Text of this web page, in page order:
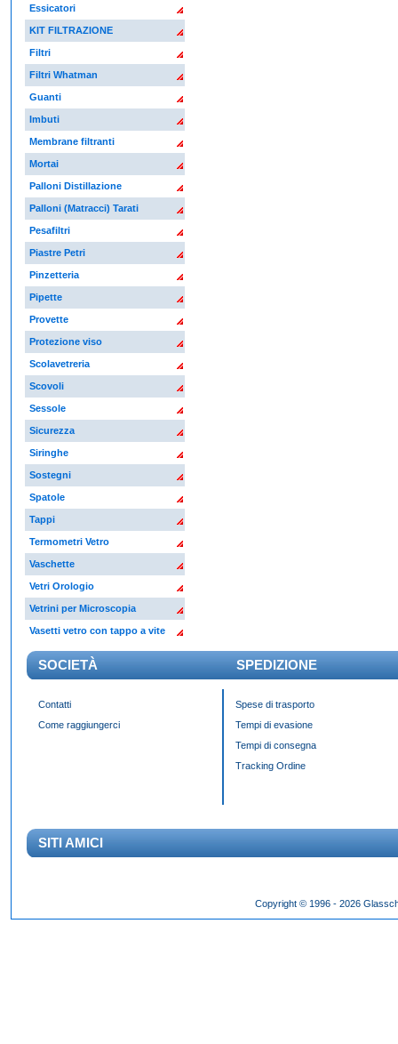
Essicatori
KIT FILTRAZIONE
Filtri
Filtri Whatman
Guanti
Imbuti
Membrane filtranti
Mortai
Palloni Distillazione
Palloni (Matracci) Tarati
Pesafiltri
Piastre Petri
Pinzetteria
Pipette
Provette
Protezione viso
Scolavetreria
Scovoli
Sessole
Sicurezza
Siringhe
Sostegni
Spatole
Tappi
Termometri Vetro
Vaschette
Vetri Orologio
Vetrini per Microscopia
Vasetti vetro con tappo a vite
SOCIETÀ SPEDIZIONE
Contatti
Come raggiungerci
Spese di trasporto
Tempi di evasione
Tempi di consegna
Tracking Ordine
SITI AMICI
dessen klassisches Erscheinungsbild über
Copyright © 1996 - 2026